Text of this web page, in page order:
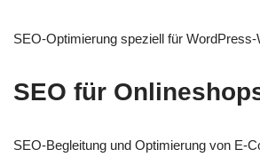
SEO-Optimierung speziell für WordPress-
SEO für
SEO-Begleitung und Optimierung von E-